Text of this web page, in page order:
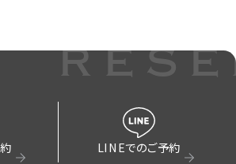
LINEでのご予約